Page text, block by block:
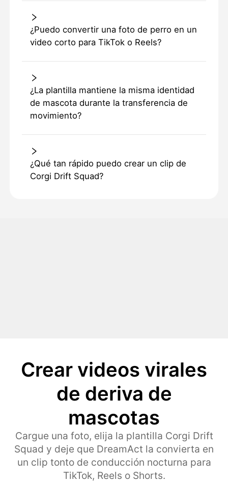
¿Puedo convertir una foto de perro en un
video corto para TikTok o Reels?
¿La plantilla mantiene la misma identidad
de mascota durante la transferencia de
movimiento?
¿Qué tan rápido puedo crear un clip de
Corgi Drift Squad?
Crear videos virales
de deriva de
mascotas
Cargue una foto, elija la plantilla Corgi Drift
Squad y deje que DreamAct la convierta en
un clip tonto de conducción nocturna para
TikTok, Reels o Shorts.